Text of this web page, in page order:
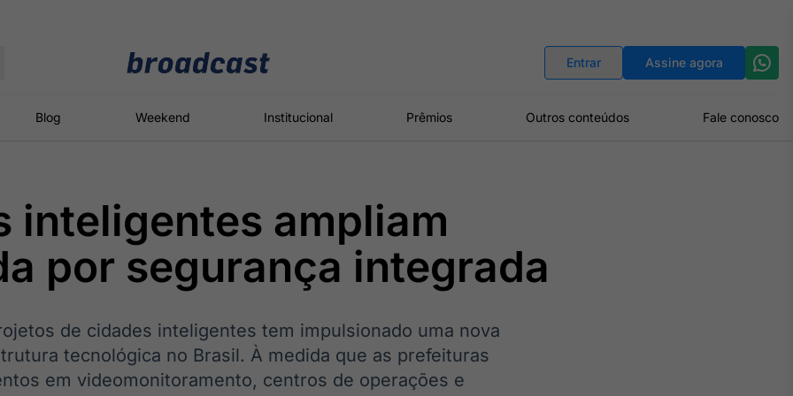
Entrar Assine agora
Blog Weekend Institucional Prêmios Outros conteúdos Fale conosco
Político
Os bastidores da
Broadcast
Energia
O setor de
White Label
Plataforma para
Broadcast
Broadcast
Broadcast
Broadcast
inteligentes ampliam
por segurança integrada
de cidades inteligentes tem impulsionado uma nova
tecnológica no Brasil. À medida que as prefeituras
em videomonitoramento, centros de operações e